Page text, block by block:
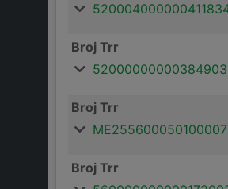
Broj Trr
Broj Trr
Broj Trr